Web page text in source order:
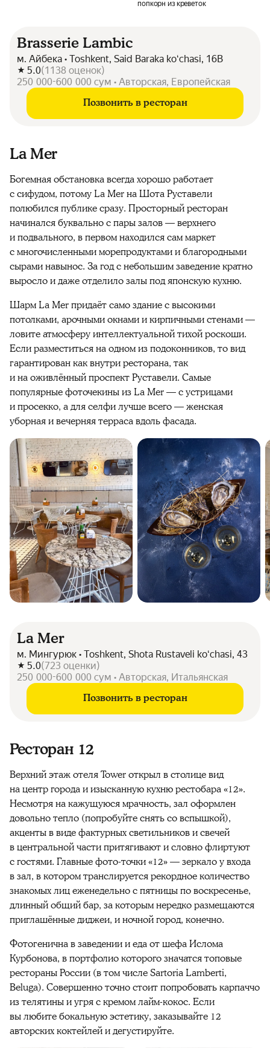
попкорн из креветок
Brasserie Lambic
м. Айбека • Toshkent, Said Baraka koʻchasi, 16B
5.0(1138 оценок)
250 000-600 000 сум • Авторская, Европейская
Позвонить в ресторан
La Mer
Богемная обстановка всегда хорошо работает
с сифудом, потому La Mer на Шота Руставели
полюбился публике сразу. Просторный ресторан
начинался буквально с пары залов — верхнего
и подвального, в первом находился сам маркет
с многочисленными морепродуктами и благородными
сырами навынос. За год с небольшим заведение кратно
выросло и даже отделило залы под японскую кухню.
Шарм La Mer придаёт само здание с высокими
потолками, арочными окнами и кирпичными стенами —
ловите атмосферу интеллектуальной тихой роскоши.
Если разместиться на одном из подоконников, то вид
гарантирован как внутри ресторана, так
и на оживлённый проспект Руставели. Самые
популярные фоточекины из La Mer — с устрицами
и просекко, а для селфи лучше всего — женская
уборная и вечерняя терраса вдоль фасада.
La Mer
м. Мингурюк • Toshkent, Shota Rustaveli koʻchasi, 43
5.0(723 оценки)
250 000-600 000 сум • Авторская, Итальянская
Позвонить в ресторан
Ресторан 12
Верхний этаж отеля Tower открыл в столице вид
на центр города и изысканную кухню рестобара «12».
Несмотря на кажущуюся мрачность, зал оформлен
довольно тепло (попробуйте снять со вспышкой),
акценты в виде фактурных светильников и свечей
в центральной части притягивают и словно флиртуют
с гостями. Главные фото-точки «12» — зеркало у входа
в зал, в котором транслируется рекордное количество
знакомых лиц еженедельно с пятницы по воскресенье,
длинный общий бар, за которым нередко размещаются
приглашённые диджеи, и ночной город, конечно.
Фотогенична в заведении и еда от шефа Ислома
Курбонова, в портфолио которого значатся топовые
рестораны России (в том числе Sartoria Lamberti,
Beluga). Совершенно точно стоит попробовать карпаччо
из телятины и угря с кремом лайм-кокос. Если
вы любите бокальную эстетику, заказывайте 12
авторских коктейлей и дегустируйте.